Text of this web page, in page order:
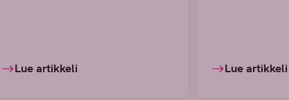
Lue artikkeli Lue artikkeli